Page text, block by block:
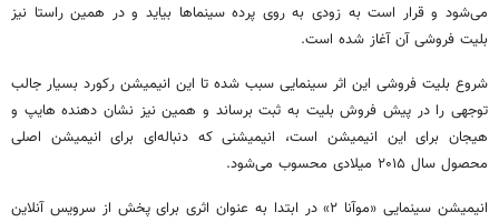
می‌شود و قرار است به زودی به روی پرده سینماها بیاید و در همین راستا نیز
بلیت فروشی آن آغاز شده است.
شروع بلیت فروشی این اثر سینمایی سبب شده تا این انیمیشن رکورد بسیار جالب
توجهی را در پیش فروش بلیت به ثبت برساند و همین نیز نشان دهنده هایپ و
هیجان برای این انیمیشن است، انیمیشنی که دنباله‌ای برای انیمیشن اصلی
محصول سال ۲۰۱۵ میلادی محسوب می‌شود.
انیمیشن سینمایی «موآنا ۲» در ابتدا به عنوان اثری برای پخش از سرویس آنلاین